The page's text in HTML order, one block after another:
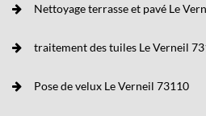
Nettoyage terrasse et pavé Le
traitement des tuiles Le Verneil
Pose de velux Le Verneil 73110